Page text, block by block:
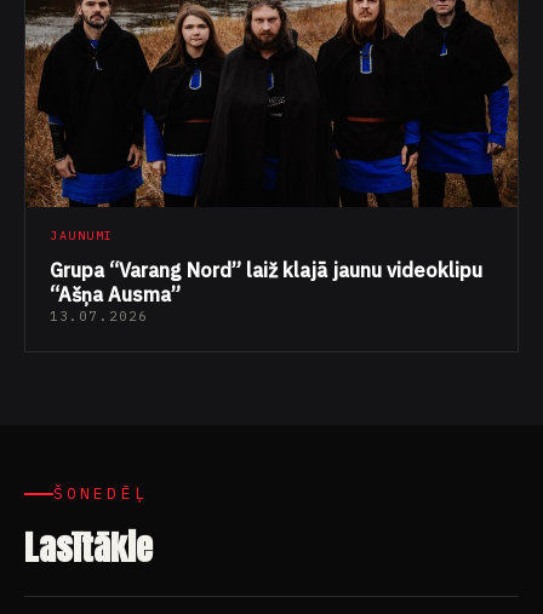
JAUNUMI
Grupa “Varang Nord” laiž klajā jaunu videoklipu
“Ašņa Ausma”
13.07.2026
ŠONEDĒĻ
Lasītākie